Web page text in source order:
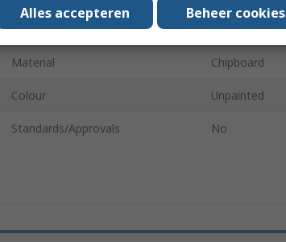
Depth 800mm
Material Chipboard
Colour Unpainted
Standards/Approvals No
Alles accepteren Beheer cookies